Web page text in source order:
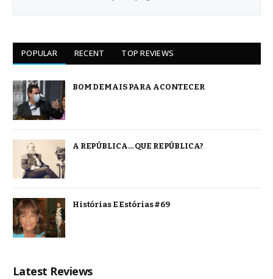
POPULAR RECENT TOP REVIEWS
BOM DEMAIS PARA ACONTECER
A REPÚBLICA… QUE REPÚBLICA?
Histórias E Estórias #69
Latest Reviews